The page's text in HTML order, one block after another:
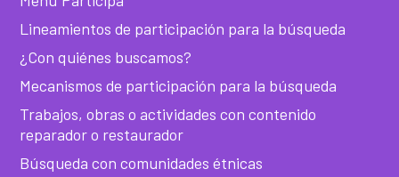
Lineamientos de participación para la búsqueda
¿Con quiénes buscamos?
Mecanismos de participación para la búsqueda
Trabajos, obras o actividades con contenido
reparador o restaurador
Búsqueda con comunidades étnicas